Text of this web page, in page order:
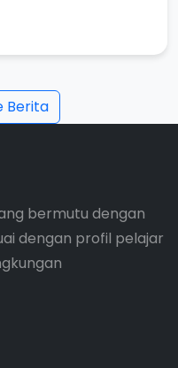
Berita
bermutu dengan
dengan profil pelajar